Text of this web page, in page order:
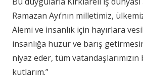
Ramazan Ayı’nın milletimiz,
Alemi ve insanlık için hayırlara
insanlığa huzur ve barış
niyaz eder, tüm vatandaşlarımızın
kutlarım.”